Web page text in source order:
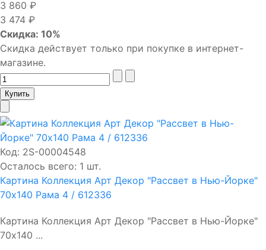
3 860 ₽
3 474 ₽
Скидка: 10%
Скидка действует только при покупке в интернет-
магазине.
Код: 2S-00004548
Осталось всего: 1 шт.
Картина Коллекция Арт Декор "Рассвет в Нью-Йорке"
70х140 Рама 4 / 612336
Картина Коллекция Арт Декор "Рассвет в Нью-Йорке"
70х140 ...